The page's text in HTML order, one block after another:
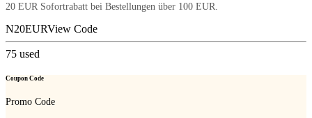
20 EUR Sofortrabatt bei Bestellungen über 100 EUR.
N20EURView Code
75 used
Coupon Code
Promo Code